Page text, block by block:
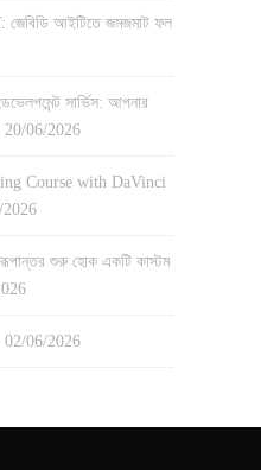
আইটিতে জমজমাট ফল
সার্ভিস: আপনার
20/06/2026
Course with DaVinci
রূপান্তর শুরু হোক একটি কাস্টম
02/06/2026